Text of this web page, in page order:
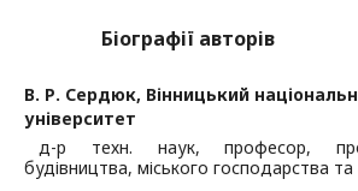
Біографії авторів
В. Р. Сердюк, Вінницький
університет
д-р техн. наук, професор,
будівництва, міського господарства та